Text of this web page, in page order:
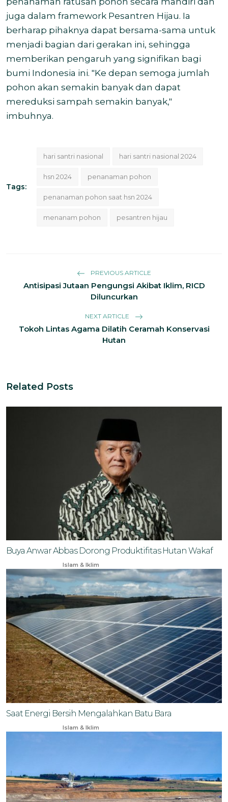
juga dalam framework Pesantren Hijau. Ia
berharap pihaknya dapat bersama-sama untuk
menjadi bagian dari gerakan ini, sehingga
memberikan pengaruh yang signifikan bagi
bumi Indonesia ini. "Ke depan semoga jumlah
pohon akan semakin banyak dan dapat
mereduksi sampah semakin banyak,"
imbuhnya.
Tags:
hari santri nasional hari santri nasional 2024
hsn 2024 penanaman pohon
penanaman pohon saat hsn 2024
menanam pohon pesantren hijau
PREVIOUS ARTICLE
Antisipasi Jutaan Pengungsi Akibat Iklim, RICD
Diluncurkan
NEXT ARTICLE
Tokoh Lintas Agama Dilatih Ceramah Konservasi
Hutan
Related Posts
Buya Anwar Abbas Dorong Produktifitas Hutan Wakaf
Islam & Iklim
Saat Energi Bersih Mengalahkan Batu Bara
Islam & Iklim